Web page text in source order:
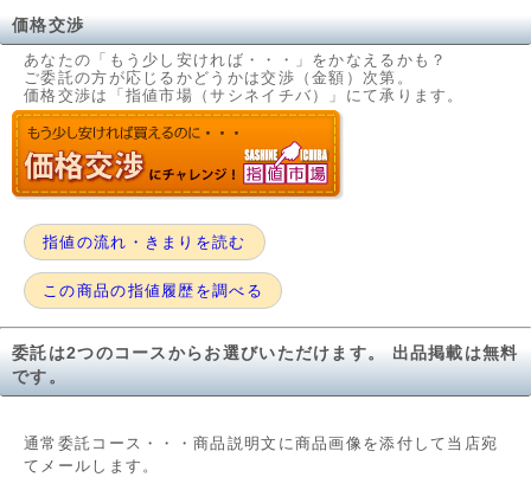
価格交渉
あなたの「もう少し安ければ・・・」をかなえるかも？
ご委託の方が応じるかどうかは交渉（金額）次第。
価格交渉は「指値市場（サシネイチバ）」にて承ります。
指値の流れ・きまりを読む
この商品の指値履歴を調べる
委託は2つのコースからお選びいただけます。 出品掲載は無料
です。
通常委託コース・・・商品説明文に商品画像を添付して当店宛
てメールします。